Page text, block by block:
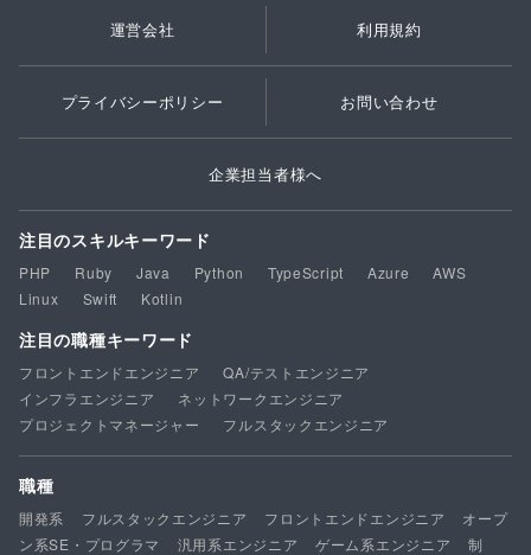
運営会社 利用規約
プライバシーポリシー お問い合わせ
企業担当者様へ
注目のスキルキーワード
PHP Ruby Java Python TypeScript Azure
AWS
Linux
Swift Kotlin
注目の職種キーワード
フロントエンドエンジニア
QA/テストエンジニア
インフラエンジニア
ネットワークエンジニア
プロジェクトマネージャー
フルスタックエンジニア
職種
開発系 フルスタックエンジニア フロントエンドエンジニア
オープ
ン系SE・プログラマ
汎用系エンジニア ゲーム系エンジニア
制